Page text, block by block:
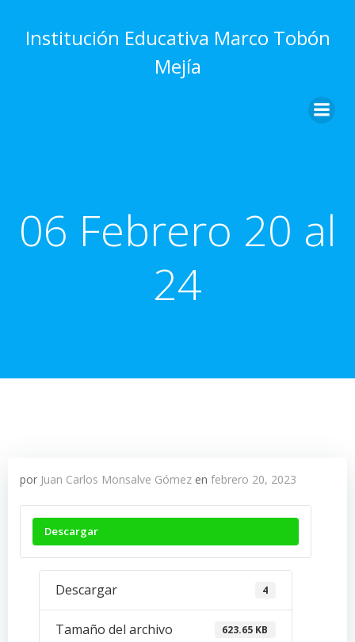
al
contenido
Institución Educativa Marco Tobón
Mejía
06 Febrero 20 al
24
por Juan Carlos Monsalve Gómez en febrero 20, 2023
Descargar
Descargar 4
Tamaño del archivo 623.65 KB